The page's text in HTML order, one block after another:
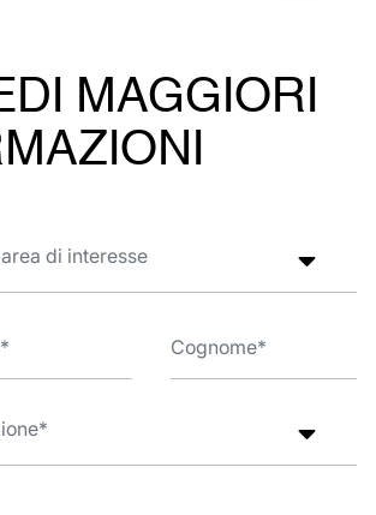
MAGGIORI